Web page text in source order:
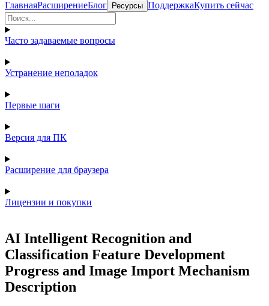
ГлавнаяРасширениеБлог Ресурсы ПоддержкаКупить сейчас
Часто задаваемые вопросы
Устранение неполадок
Первые шаги
Версия для ПК
Расширение для браузера
Лицензии и покупки
AI Intelligent Recognition and
Classification Feature Development
Progress and Image Import Mechanism
Description